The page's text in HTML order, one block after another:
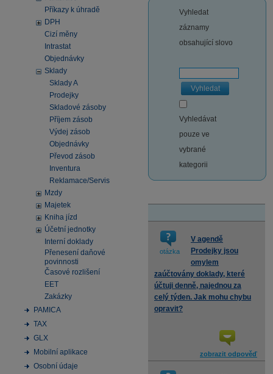
Příkazy k úhradě
DPH
Cizí měny
Intrastat
Objednávky
Sklady
Sklady A
Prodejky
Skladové zásoby
Příjem zásob
Výdej zásob
Objednávky
Převod zásob
Inventura
Reklamace/Servis
Mzdy
Majetek
Kniha jízd
Účetní jednotky
Interní doklady
Přenesení daňové
povinnosti
Časové rozlišení
EET
Zakázky
PAMICA
TAX
GLX
Mobilní aplikace
Osobní údaje
Vyhledat
záznamy
obsahující slovo
Vyhledat
Vyhledávat
pouze ve
vybrané
kategorii
otázka
V agendě
Prodejky jsou
omylem
zaúčtovány doklady, které
účtuji denně, najednou za
celý týden. Jak mohu chybu
opravit?
zobrazit odpověď